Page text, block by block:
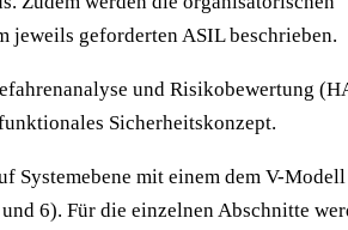
jeweils geforderten ASIL beschrieben.
und Risikobewertung
Sicherheitskonzept.
Systemebene mit einem dem V-Modell
6). Für die einzelnen Abschnitte